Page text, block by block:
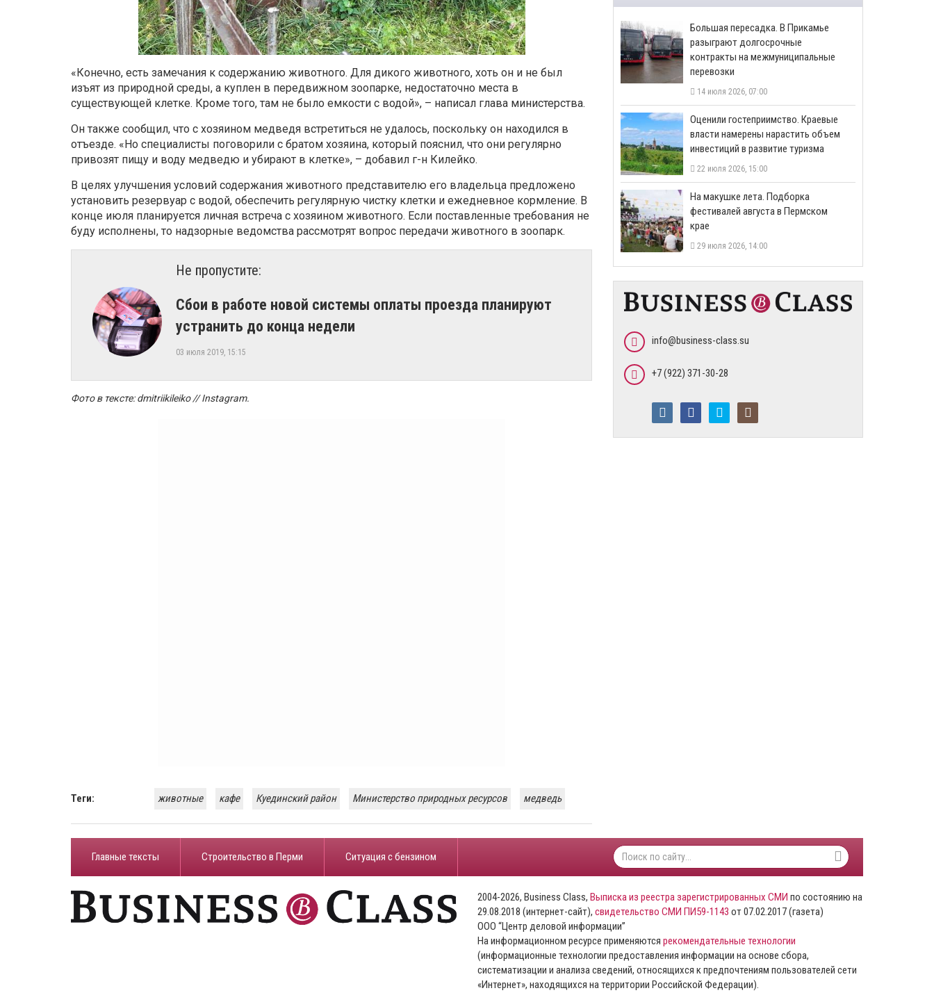
«Конечно, есть замечания к содержанию животного. Для дикого животного, хоть он и не был
изъят из природной среды, а куплен в передвижном зоопарке, недостаточно места в
существующей клетке. Кроме того, там не было емкости с водой», – написал глава министерства.
Он также сообщил, что с хозяином медведя встретиться не удалось, поскольку он находился в
отъезде. «Но специалисты поговорили с братом хозяина, который пояснил, что они регулярно
привозят пищу и воду медведю и убирают в клетке», – добавил г-н Килейко.
В целях улучшения условий содержания животного представителю его владельца предложено
установить резервуар с водой, обеспечить регулярную чистку клетки и ежедневное кормление. В
конце июля планируется личная встреча с хозяином животного. Если поставленные требования не
буду исполнены, то надзорные ведомства рассмотрят вопрос передачи животного в зоопарк.
Не пропустите:
Сбои в работе новой системы оплаты проезда планируют
устранить до конца недели
03 июля 2019, 15:15
Фото в тексте:dmitriikileiko // Instagram.
Теги: животные кафе Куединский район Министерство природных ресурсов медведь
Большая пересадка. В Прикамье
разыграют долгосрочные
контракты на межмуниципальные
перевозки
14 июля 2026, 07:00
Оценили гостеприимство. Краевые
власти намерены нарастить объем
инвестиций в развитие туризма
22 июля 2026, 15:00
На макушке лета. Подборка
фестивалей августа в Пермском
крае
29 июля 2026, 14:00
info@business-class.su
+7 (922) 371-30-28
Главные тексты Строительство в Перми ​Ситуация с бензином
2004-2026, Business Class, Выписка из реестра зарегистрированных СМИ по состоянию на
29.08.2018 (интернет-сайт), свидетельство СМИ ПИ59-1143 от 07.02.2017 (газета)
ООО “Центр деловой информации”
На информационном ресурсе применяются рекомендательные технологии
(информационные технологии предоставления информации на основе сбора,
систематизации и анализа сведений, относящихся к предпочтениям пользователей сети
«Интернет», находящихся на территории Российской Федерации).